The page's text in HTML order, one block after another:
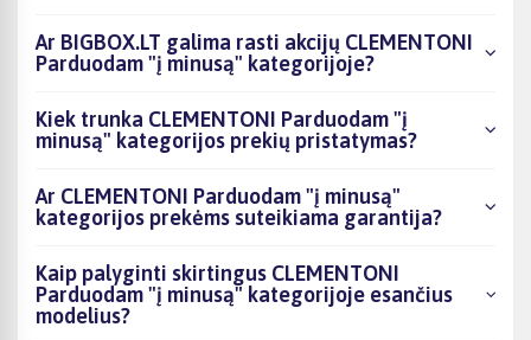
Ar BIGBOX.LT galima rasti akcijų CLEMENTONI
Parduodam "į minusą" kategorijoje?
Kiek trunka CLEMENTONI Parduodam "į
minusą" kategorijos prekių pristatymas?
Ar CLEMENTONI Parduodam "į minusą"
kategorijos prekėms suteikiama garantija?
Kaip palyginti skirtingus CLEMENTONI
Parduodam "į minusą" kategorijoje esančius
modelius?